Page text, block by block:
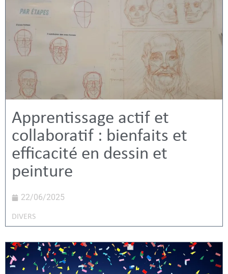
Apprentissage actif et
collaboratif : bienfaits et
efficacité en dessin et
peinture
22/06/2025
DIVERS